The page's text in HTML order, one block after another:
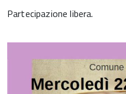
Partecipazione libera.